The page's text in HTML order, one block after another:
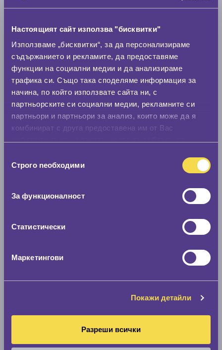
Настоящият сайт използва "бисквитки"
Използваме „бисквитки“, за да персонализираме
съдържанието и рекламите, да предоставяме
функции на социални медии и да анализираме
трафика си. Също така споделяме информация за
начина, по който използвате сайта ни, с
партньорските си социални медии, рекламните си
партньори и партньори за анализ, които може да я
комбинират с друга предоставена им от Вас
наСтрого nеобходими
За функционалност
Статистически
Маркетингови
Покажи детайли
Разреши всички
Нов размер
Модел